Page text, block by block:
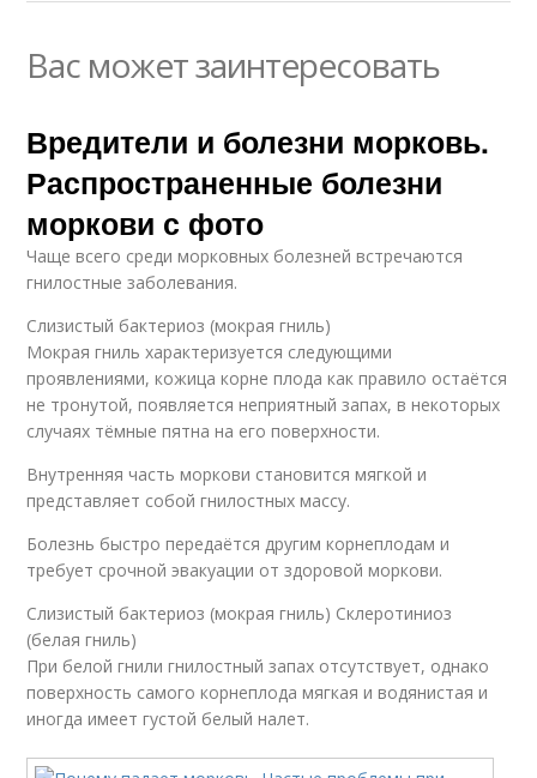
Вас может заинтересовать
Вредители и болезни морковь.
Распространенные болезни
моркови с фото
Чаще всего среди морковных болезней встречаются
гнилостные заболевания.
Слизистый бактериоз (мокрая гниль)
Мокрая гниль характеризуется следующими
проявлениями, кожица корне плода как правило остаётся
не тронутой, появляется неприятный запах, в некоторых
случаях тёмные пятна на его поверхности.
Внутренняя часть моркови становится мягкой и
представляет собой гнилостных массу.
Болезнь быстро передаётся другим корнеплодам и
требует срочной эвакуации от здоровой моркови.
Слизистый бактериоз (мокрая гниль) Склеротиниоз
(белая гниль)
При белой гнили гнилостный запах отсутствует, однако
поверхность самого корнеплода мягкая и водянистая и
иногда имеет густой белый налет.